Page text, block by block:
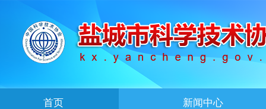
首页 新闻中心